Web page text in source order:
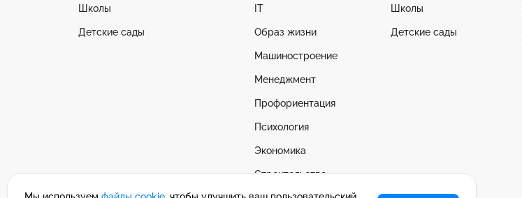
Школы
Детские сады
IT
Образ жизни
Машиностроение
Менеджмент
Профориентация
Психология
Экономика
Строительство
Школы
Детские сады